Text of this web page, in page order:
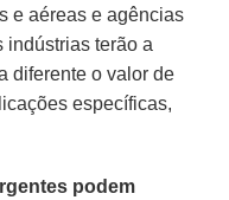
e aéreas e agências
indústrias terão a
diferente o valor de
específicas,
podem